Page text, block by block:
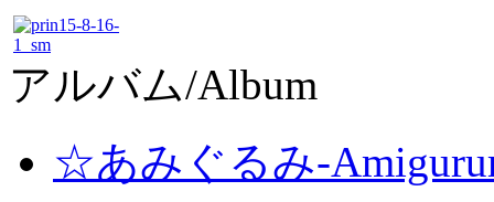
アルバム/Album
☆あみぐるみ-